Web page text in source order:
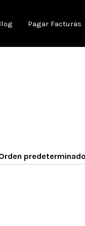
Pagar Facturas